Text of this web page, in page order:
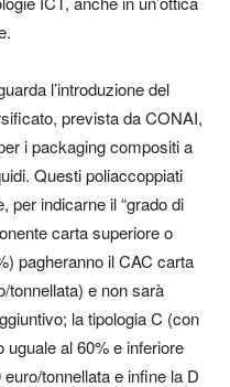
l’introduzione del
prevista da CONAI,
i packaging compositi a
Questi poliaccoppiati
per indicarne il “grado di
carta superiore o
pagheranno il CAC carta
tonnellata) e non sarà
la tipologia C (con
al 60% e inferiore
tonnellata e infine la D